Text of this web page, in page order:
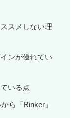
スメしない理
ンが優れてい
いる点
ら「Rinker」